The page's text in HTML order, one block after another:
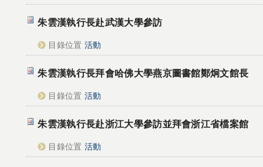
朱雲漢執行長赴武漢大學參訪
目錄位置 活動
朱雲漢執行長拜會哈佛大學燕京圖書館鄭炯文館長
目錄位置 活動
朱雲漢執行長赴浙江大學參訪並拜會浙江省檔案館
目錄位置 活動